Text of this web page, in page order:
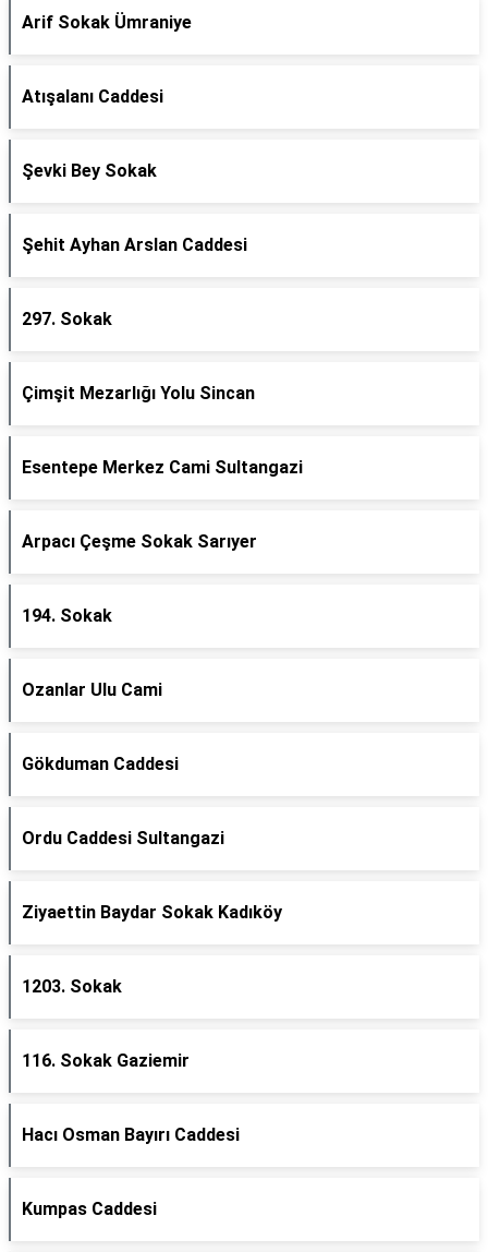
Arif Sokak Ümraniye
Atışalanı Caddesi
Şevki Bey Sokak
Şehit Ayhan Arslan Caddesi
297. Sokak
Çimşit Mezarlığı Yolu Sincan
Esentepe Merkez Cami Sultangazi
Arpacı Çeşme Sokak Sarıyer
194. Sokak
Ozanlar Ulu Cami
Gökduman Caddesi
Ordu Caddesi Sultangazi
Ziyaettin Baydar Sokak Kadıköy
1203. Sokak
116. Sokak Gaziemir
Hacı Osman Bayırı Caddesi
Kumpas Caddesi